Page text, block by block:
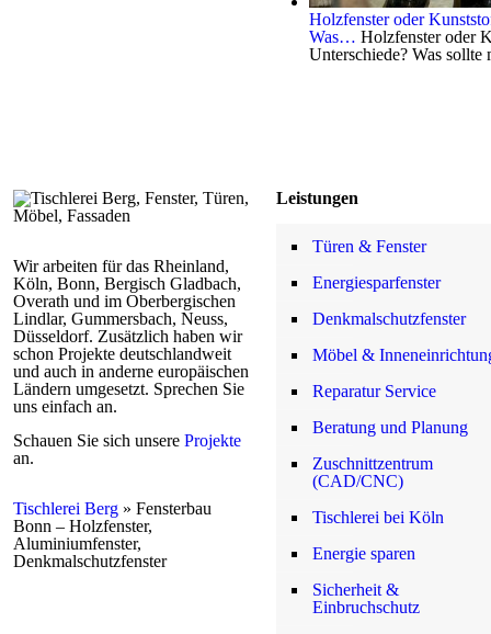
Holzfenster oder
Was… Holzfenster oder
Unterschiede? Was
Wir arbeiten für das Rheinland,
Köln, Bonn, Bergisch Gladbach,
Overath und im Oberbergischen
Lindlar, Gummersbach, Neuss,
Düsseldorf. Zusätzlich haben wir
schon Projekte deutschlandweit
und auch in anderne europäischen
Ländern umgesetzt. Sprechen Sie
uns einfach an.
Schauen Sie sich unsere Projekte
an.
Tischlerei Berg » Fensterbau
Bonn – Holzfenster,
Aluminiumfenster,
Denkmalschutzfenster
Leistungen
Türen & Fenster
Energiesparfenster
Denkmalschutzfenster
Möbel &
Reparatur Service
Beratung und Planung
Zuschnittzentrum
(CAD/CNC)
Tischlerei bei Köln
Energie sparen
Sicherheit &
Einbruchschutz